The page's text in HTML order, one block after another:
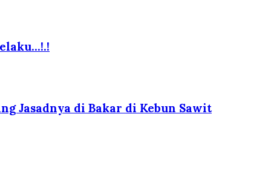
Jasadnya di Bakar di Kebun Sawit